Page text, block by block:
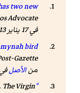
two new
Advocate
في 17 يناير 2013
bird
Gazette
منالأصلفي 11
"Barbados investigation near end"
The Virgin